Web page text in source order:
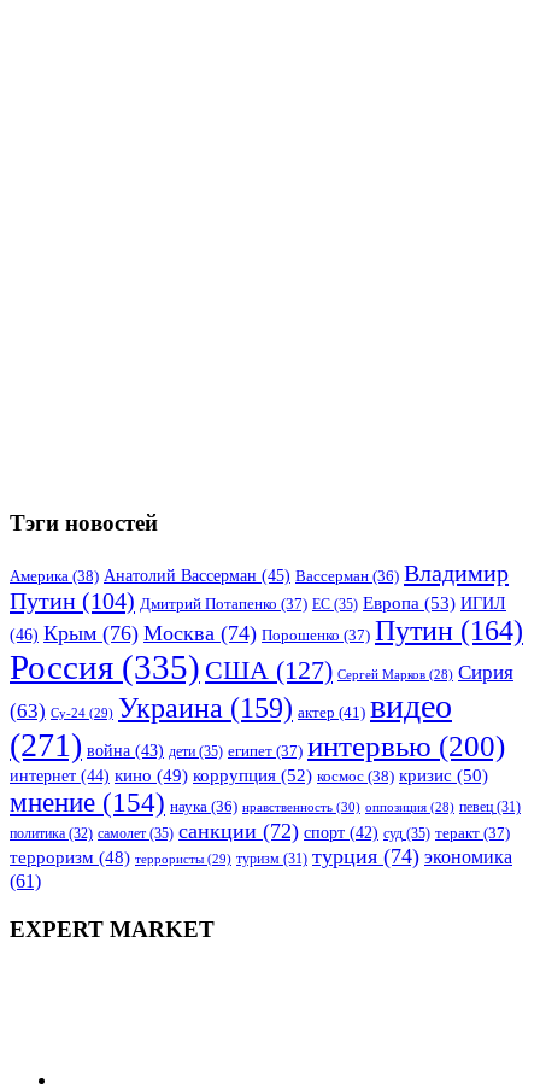
Тэги новостей
Америка (38) Анатолий Вассерман (45) Вассерман (36) Владимир
Путин (104) Дмитрий Потапенко (37) ЕС (35) Европа (53) ИГИЛ
(46) Крым (76) Москва (74) Порошенко (37) Путин (164)
Россия (335) США (127) Сергей Марков (28) Сирия
(63) Су-24 (29) Украина (159) актер (41) видео
(271) война (43) дети (35) египет (37) интервью (200)
интернет (44) кино (49) коррупция (52) космос (38) кризис (50)
мнение (154) наука (36) нравственность (30) оппозиция (28) певец (31)
политика (32) самолет (35) санкции (72) спорт (42) суд (35) теракт (37)
терроризм (48) террористы (29) туризм (31) турция (74) экономика
(61)
EXPERT MARKET